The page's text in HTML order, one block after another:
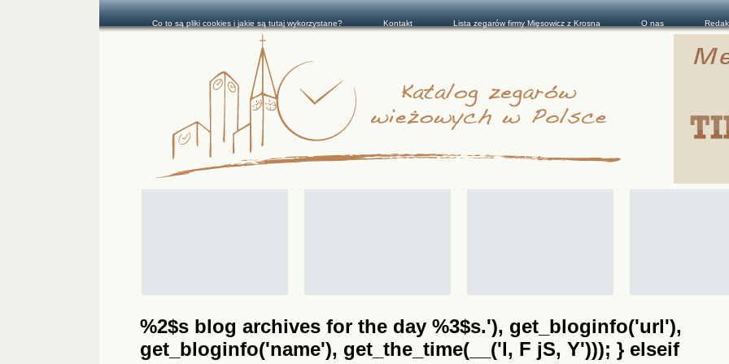
%2$s blog archives for the day %3$s.'), get_bloginfo('url'),
get_bloginfo('name'), get_the_time(__('l, F jS, Y'))); } elseif
Co to są pliki cookies i jakie są tutaj wykorzystane? Kontakt Lista zegarów firmy Mięsowicz z Krosna O nas